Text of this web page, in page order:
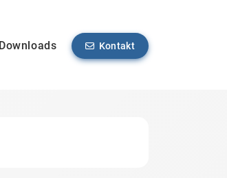
Downloads Kontakt